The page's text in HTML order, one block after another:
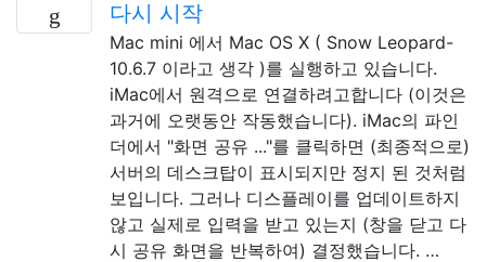
다시 시작
Mac mini 에서 Mac OS X ( Snow Leopard-
10.6.7 이라고 생각 )를 실행하고 있습니다.
iMac에서 원격으로 연결하려고합니다 (이것은
과거에 오랫동안 작동했습니다). iMac의 파인
더에서 "화면 공유 ..."를 클릭하면 (최종적으로)
서버의 데스크탑이 표시되지만 정지 된 것처럼
보입니다. 그러나 디스플레이를 업데이트하지
않고 실제로 입력을 받고 있는지 (창을 닫고 다
시 공유 화면을 반복하여) 결정했습니다. …